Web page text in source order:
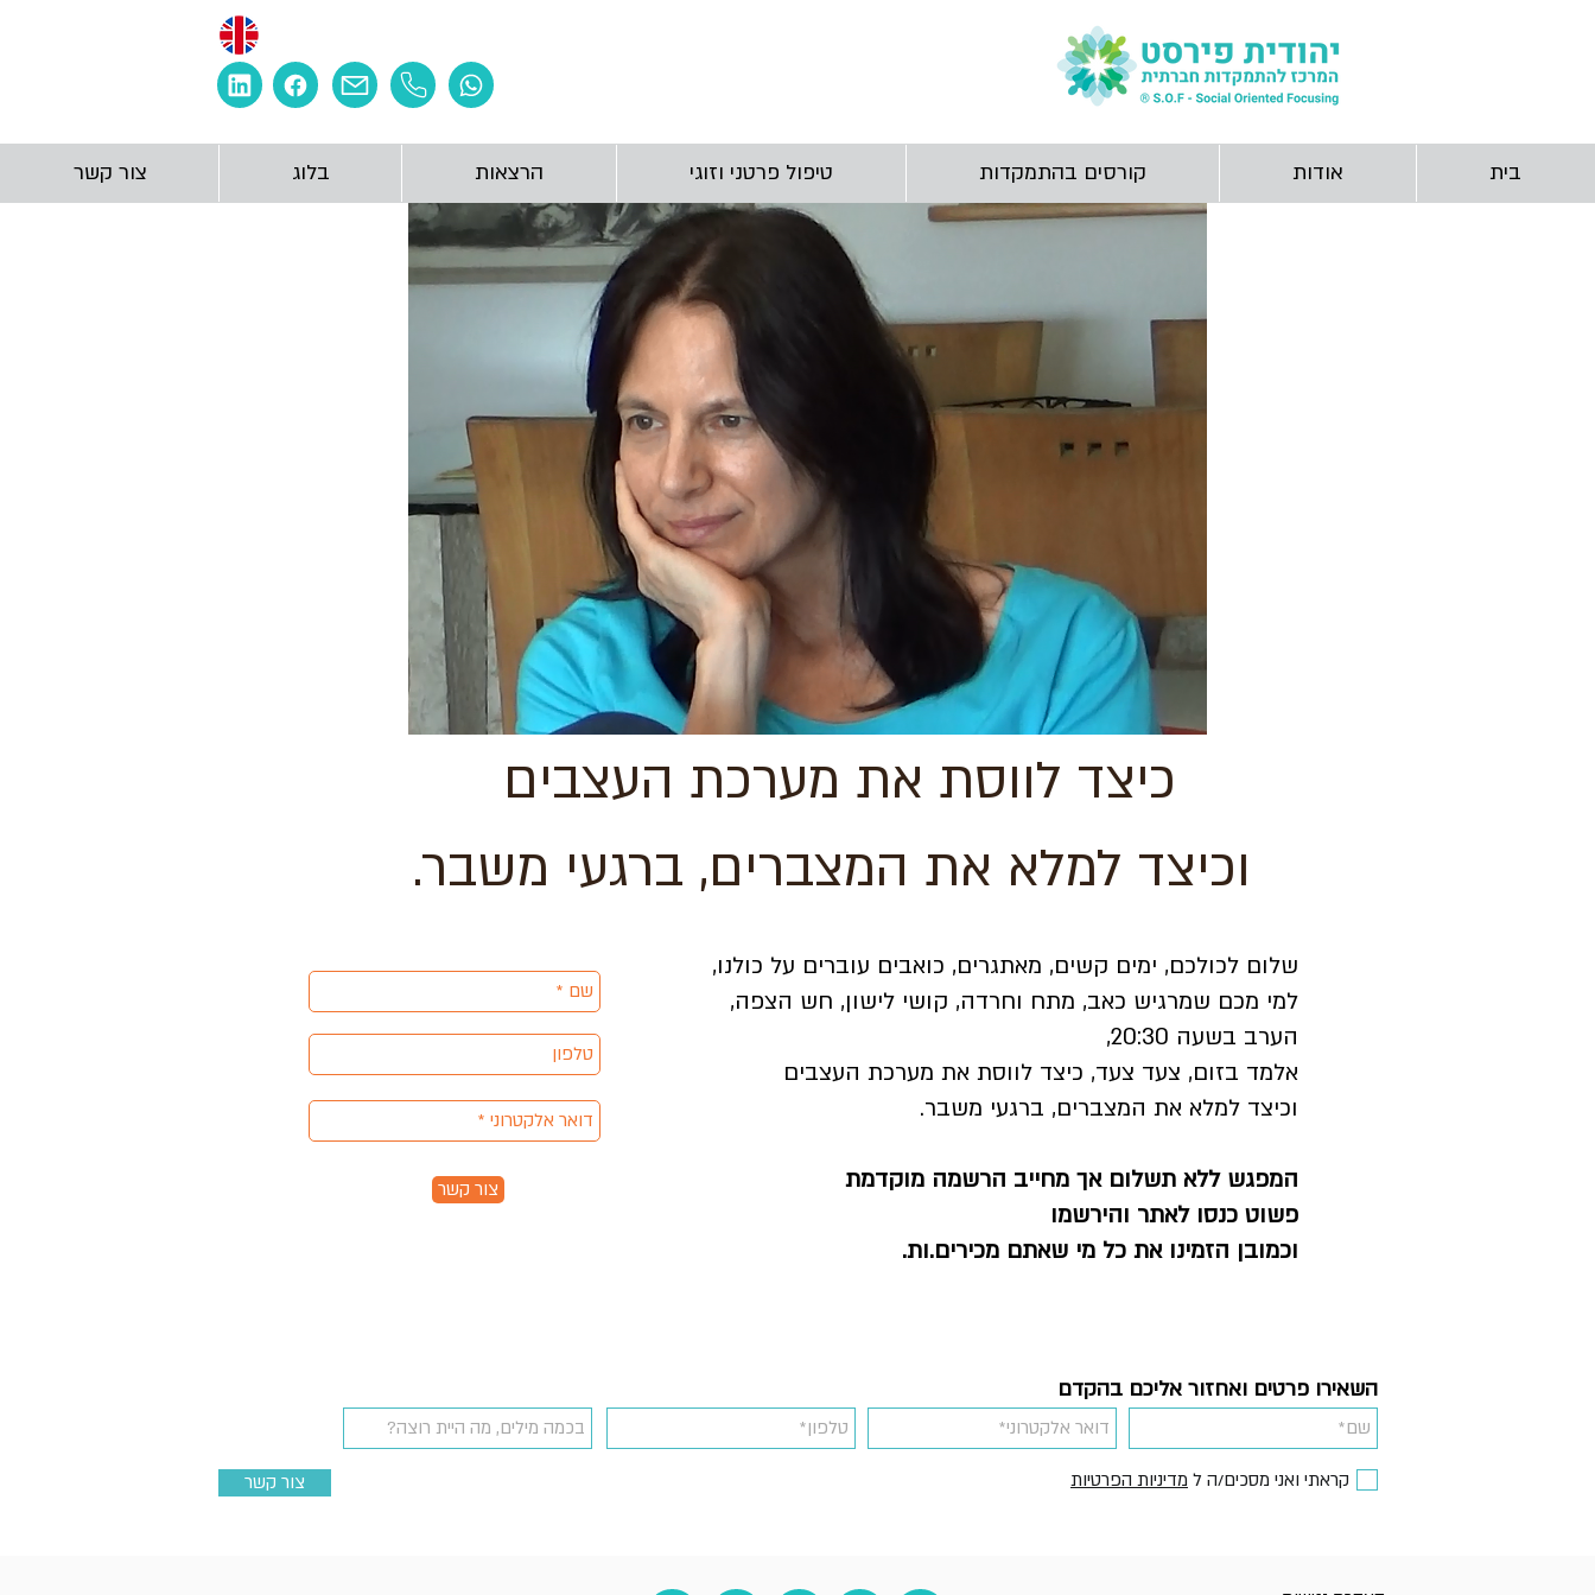
כיצד לווסת את מערכת העצבים
וכיצד למלא את המצברים, ברגעי משבר.
צור קשר
שלום לכולכם, ימים קשים, מאתגרים, כואבים עוברים על כולנו,
למי מכם שמרגיש כאב, מתח וחרדה, קושי לישון, חש הצפה,
הערב בשעה 20:30,
אלמד בזום, צעד צעד, כיצד לווסת את מערכת העצבים
וכיצד למלא את המצברים, ברגעי משבר.
המפגש ללא תשלום אך מחייב הרשמה מוקדמת
פשוט כנסו לאתר והירשמו
וכמובן הזמינו את כל מי שאתם מכירים.ות.
בית אודות קורסים בהתמקדות טיפול פרטני וזוגי הרצאות בלוג צור קשר
השאירו פרטים ואחזור אליכם בהקדם
צור קשר קראתי ואני מסכים/ה ל מדיניות הפרטיות